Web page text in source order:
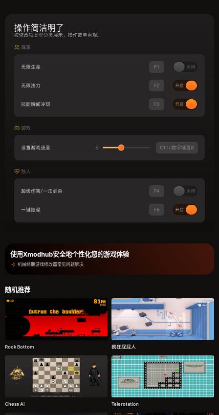
操作简洁明了
按修改项类型分类展示，操作简单直观。
使用Xmodhub安全地个性化您的游戏体验
机械终期游戏修改器常见问题解决
随机推荐
Rock Bottom 疯狂屁屁人
Chess AI Telerotation